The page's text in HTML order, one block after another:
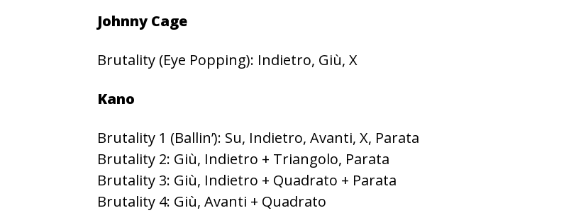
Johnny Cage
Brutality (Eye Popping): Indietro, Giù, X
Kano
Brutality 1 (Ballin’): Su, Indietro, Avanti, X, Parata
Brutality 2: Giù, Indietro + Triangolo, Parata
Brutality 3: Giù, Indietro + Quadrato + Parata
Brutality 4: Giù, Avanti + Quadrato